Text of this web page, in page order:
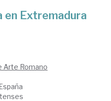
en Extremadura
Arte Romano